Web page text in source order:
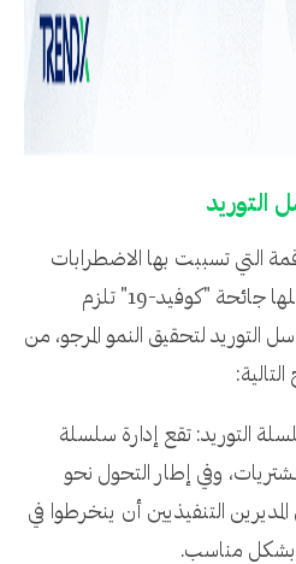
التوريد
التي تسببت بها الاضطرابات
الجيوسياسية العالمية ومن قبلها جائحة "كوفيد-19" تلزم
التوريد لتحقيق النمو المرجو، من
التوريد: تقع إدارة سلسلة
وفي إطار التحول نحو
التنفيذيين أن ينخرطوا في
بشكل مناسب.